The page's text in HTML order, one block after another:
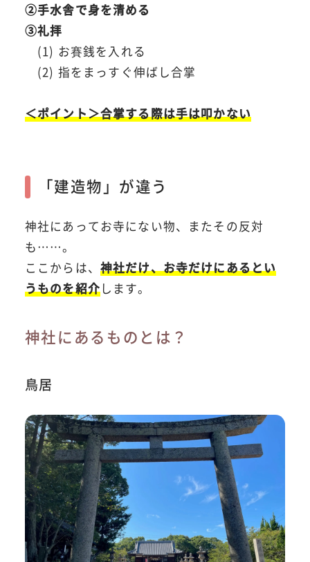
②手水舎で身を清める
③礼拝
(1) お賽銭を入れる
(2) 指をまっすぐ伸ばし合掌
＜ポイント＞合掌する際は手は叩かない
「建造物」が違う
神社にあってお寺にない物、またその反対
も……。
ここからは、 神社だけ、お寺だけにあるとい
うものを紹介します。
神社にあるものとは？
鳥居